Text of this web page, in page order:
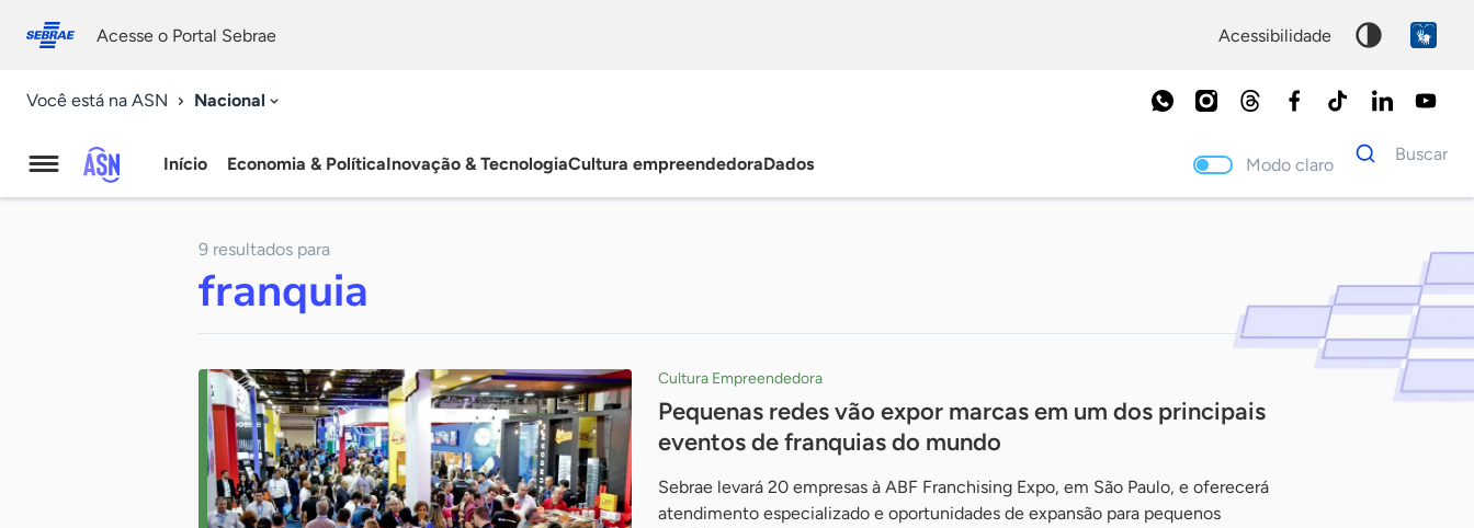
conosco
Acesse o Portal Sebrae acessibilidade
Você está na ASN Nacional
Agência
Notícias
Início Economia & PolíticaInovação & TecnologiaCultura empreendedoraDados Modo claro
Dados
para
Buscar
9 resultados para
franquia
Cultura Empreendedora
Pequenas redes vão expor marcas em um dos principais
eventos de franquias do mundo
Sebrae levará 20 empresas à ABF Franchising Expo, em São Paulo, e oferecerá
atendimento especializado e oportunidades de expansão para pequenos